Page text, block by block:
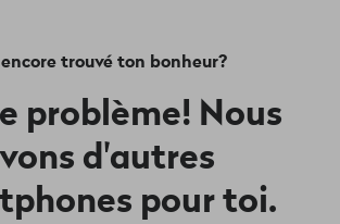
trouvé ton bonheur?
problème! Nous
d'autres
pour toi.